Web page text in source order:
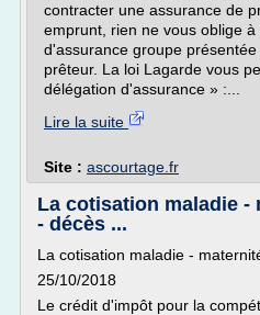
contracter une assurance de
emprunt, rien ne vous oblige
d'assurance groupe
prêteur. La loi Lagarde vous
délégation d'assurance » :...
Lire la suite
Site : ascourtage.fr
La cotisation maladie -
- décès ...
La cotisation maladie -
25/10/2018
Le crédit d'impôt pour la